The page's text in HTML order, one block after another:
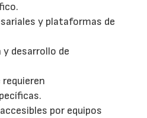
y plataformas de
y desarrollo de
requieren
por equipos